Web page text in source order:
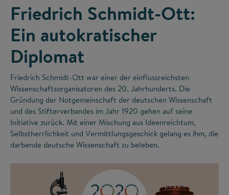
Friedrich Schmidt-Ott:
Ein autokratischer
Diplomat
Friedrich Schmidt-Ott war einer der einflussreichsten
Wissenschaftsorganisatoren des 20. Jahrhunderts. Die
Gründung der Notgemeinschaft der deutschen Wissenschaft
und des Stifterverbandes im Jahr 1920 gehen auf seine
Initiative zurück. Mit einer Mischung aus Ideenreichtum,
Selbstherrlichkeit und Vermittlungsgeschick gelang es ihm, die
darbende deutsche Wissenschaft zu beleben.